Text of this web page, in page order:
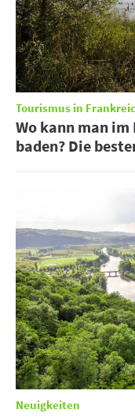
Tourismus in
Wo kann man
baden? Die
Neuigkeiten